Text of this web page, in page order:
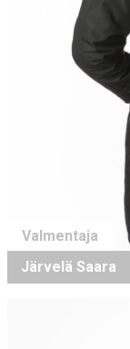
Valmentaja
Järvelä Saara